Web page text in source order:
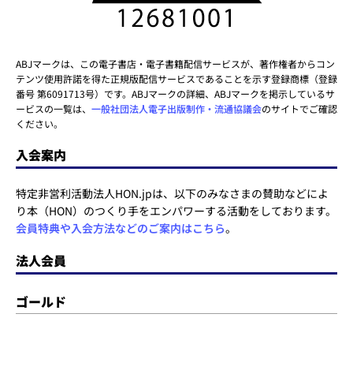
ABJマークは、この電子書店・電子書籍配信サービスが、著作権者からコン
テンツ使用許諾を得た正規版配信サービスであることを示す登録商標（登録
番号 第6091713号）です。ABJマークの詳細、ABJマークを掲示しているサ
ービスの一覧は、 一般社団法人電子出版制作・流通協議会のサイトでご確認
ください。
入会案内
特定非営利活動法人HON.jpは、以下のみなさまの賛助などによ
り本（HON）のつくり手をエンパワーする活動をしております。
会員特典や入会方法などのご案内はこちら。
法人会員
ゴールド